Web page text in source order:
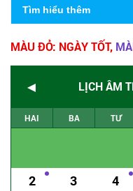
Tìm hiểu thêm
MÀU ĐỎ: NGÀY TỐT,
◄ LỊCH ÂM
HAI BA TƯ
2 3 4